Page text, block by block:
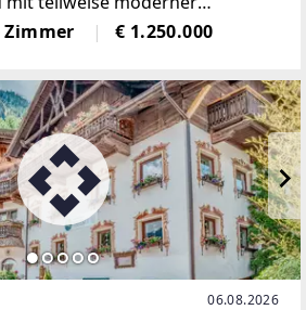
durch hochwertige
sowie eine durchdachte
Zimmer € 1.250.000
06.08.2026